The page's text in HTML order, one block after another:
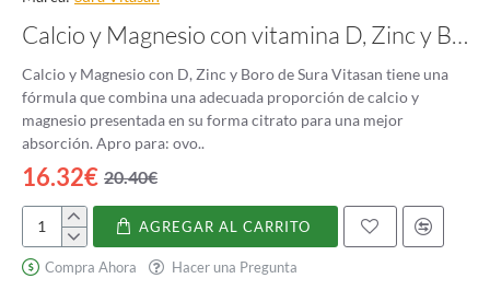
Calcio y Magnesio con vitamina D, Zinc y Boro
Calcio y Magnesio con D, Zinc y Boro de Sura Vitasan tiene una
fórmula que combina una adecuada proporción de calcio y
magnesio presentada en su forma citrato para una mejor
absorción. Apro para: ovo..
16.32€ 20.40€
Calcio
y
Magnesio
AGREGAR AL CARRITO
Compra Ahora Hacer una Pregunta